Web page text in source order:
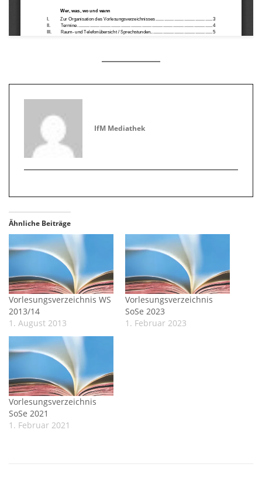
IfM Mediathek
Ähnliche Beiträge
Vorlesungsverzeichnis WS
2013/14
1. August 2013
Vorlesungsverzeichnis
SoSe 2023
1. Februar 2023
Vorlesungsverzeichnis
SoSe 2021
1. Februar 2021